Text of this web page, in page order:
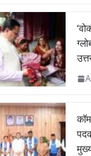
o
o
k
p